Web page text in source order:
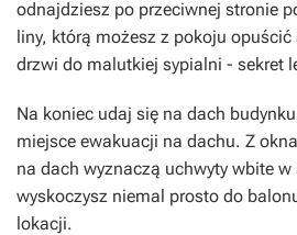
odnajdziesz po przeciwnej stronie
liny, którą możesz z pokoju opuścić
drzwi do malutkiej sypialni - sekret
Na koniec udaj się na dach
miejsce ewakuacji na dachu. Z
na dach wyznaczą uchwyty wbite w
wyskoczysz niemal prosto do
lokacji.